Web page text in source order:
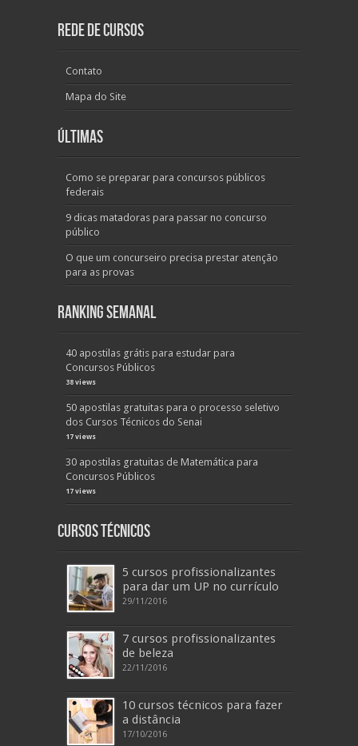
Rede de Cursos
Contato
Mapa do Site
Últimas
Como se preparar para concursos públicos
federais
9 dicas matadoras para passar no concurso
público
O que um concurseiro precisa prestar atenção
para as provas
Ranking Semanal
40 apostilas grátis para estudar para
Concursos Públicos
38 views
50 apostilas gratuitas para o processo seletivo
dos Cursos Técnicos do Senai
17 views
30 apostilas gratuitas de Matemática para
Concursos Públicos
17 views
Cursos Técnicos
5 cursos profissionalizantes
para dar um UP no currículo
29/11/2016
7 cursos profissionalizantes
de beleza
22/11/2016
10 cursos técnicos para fazer
a distância
17/10/2016